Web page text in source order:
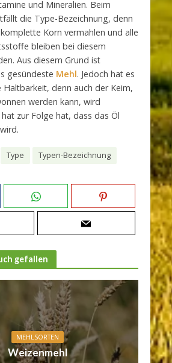
und Mineralien. Beim
die Type-Bezeichnung, denn
Korn vermahlen und alle
bleiben bei diesem
Aus diesem Grund ist
gesündeste Mehl. Jedoch hat es
Haltbarkeit, denn auch der Keim,
werden kann, wird
zur Folge hat, dass das Öl
Type Typen-Bezeichnung
gefallen
MEHLSORTEN
Weizenmehl